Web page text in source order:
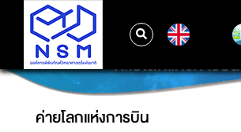
ค่ายโลกแห่งการบิน
ค่ายโลกแห่งการบิน